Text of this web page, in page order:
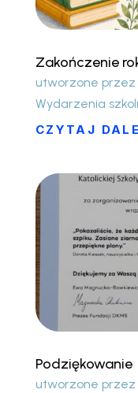
Zakończenie
utworzone przez
Wydarzenia
CZYTAJ
Podziękowanie
utworzone przez